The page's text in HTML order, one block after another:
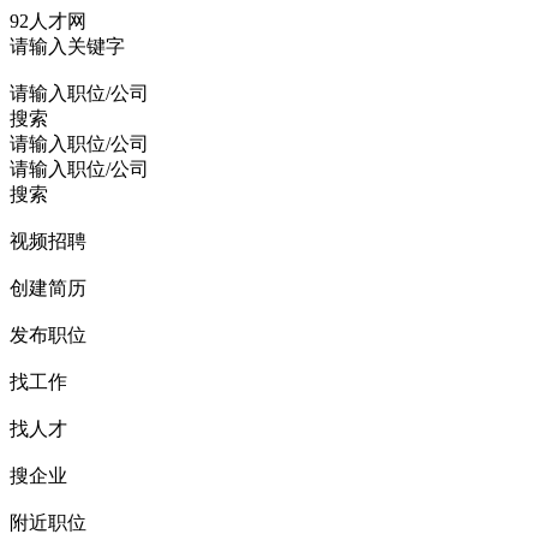
92人才网
请输入关键字
请输入职位/公司
搜索
请输入职位/公司
请输入职位/公司
搜索
视频招聘
创建简历
发布职位
找工作
找人才
搜企业
附近职位